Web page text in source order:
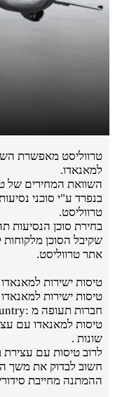
טרווליסט מאפשרת
למאנאדו.
השוואת המחירים של
בנפרד ע"י סוכני
טרווליסט.
בחירת סוכן הנסיעות
שקיבל הסוכן
אתר טרווליסט.
טיסות ישירות
טיסות ישירות
חברות תעופה מ :country.
טיסות למאנאדו עם
שונות .
לרוב טיסות עם עצירת
חשוב לבדוק את משך
ההמתנה מחייבת